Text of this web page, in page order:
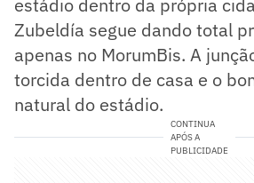
estádio dentro da própria
Zubeldía segue dando total
apenas no MorumBis. A
torcida dentro de casa e o
natural do estádio.
CONTINUA
APÓS A
PUBLICIDADE